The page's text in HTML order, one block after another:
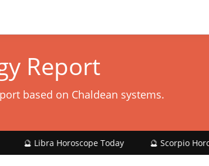
Report
based on Chaldean systems.
Horoscope Today 🔮 Scorpio Horoscope Today